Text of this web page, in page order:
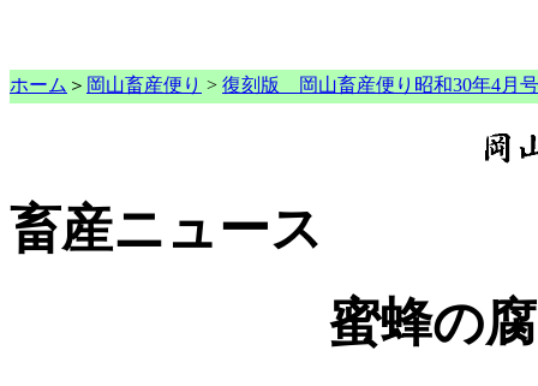
ホーム ＞ 岡山畜産便り > 復刻版 岡山畜産便り昭和30年4月号
畜産ニュース
蜜蜂の